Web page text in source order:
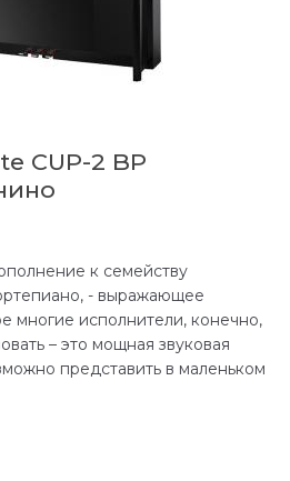
CUP-2 BP
к семейству
- выражающее
многие исполнители, конечно,
– это мощная звуковая
представить в маленьком